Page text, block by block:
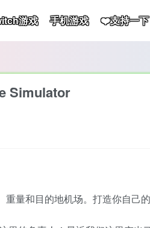
游戏 手机游戏 ❤️支持一下
Simulator
量和目的地机场。打造你自己